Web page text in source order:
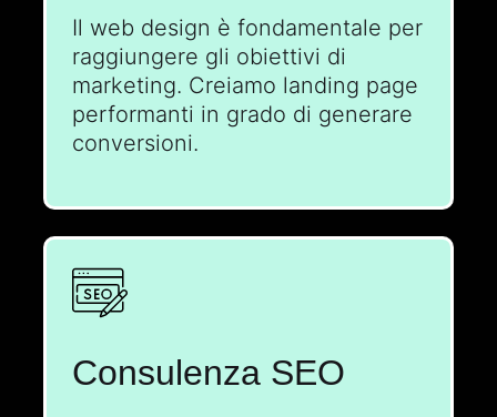
Il web design è fondamentale per
raggiungere gli obiettivi di
marketing. Creiamo landing page
performanti in grado di generare
conversioni.
Consulenza SEO